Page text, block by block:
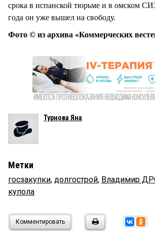
срока в испанской тюрьме и в омском
года он уже вышел на свободу.
Фото © из архива «Коммерческих
Турнова Яна
Метки
госзакупки, долгострой, Владимир
купола
Комментировать